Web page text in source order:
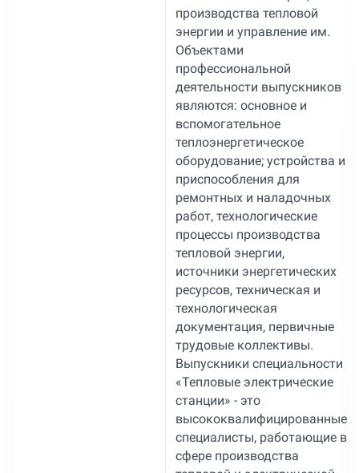
производства тепловой
энергии и управление им.
Объектами
профессиональной
деятельности выпускников
являются: основное и
вспомогательное
теплоэнергетическое
оборудование; устройства и
приспособления для
ремонтных и наладочных
работ, технологические
процессы производства
тепловой энергии,
источники энергетических
ресурсов, техническая и
технологическая
документация, первичные
трудовые коллективы.
Выпускники специальности
«Тепловые электрические
станции» - это
высококвалифицированные
специалисты, работающие в
сфере производства